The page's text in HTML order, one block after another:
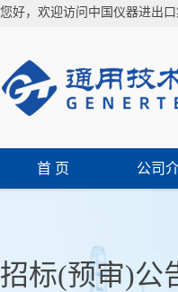
您好，欢迎访问中国仪器进出
首 页 公司
招标(预审)公